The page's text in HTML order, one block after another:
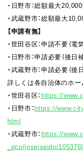
・日野市：総額最大
・武蔵野市：総額最大
【申請有無】
・世田谷区：申請不要（電
・日野市：申請必要（後日
・武蔵野市：申請必要（後
詳しくは各自治体のホー
・世田谷区： https://
・日野市：https://
html
・武蔵野市： https://
_eco/joseiseido/